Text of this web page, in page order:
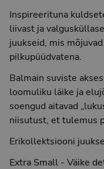
Inspireerituna
liivast ja
juukseid, mis
pilkupüüdvatena.
Balmain suviste
loomuliku läike ja
soengud aitavad
niisutust, et tulemus
Erikollektsiooni
Extra Small - Väike